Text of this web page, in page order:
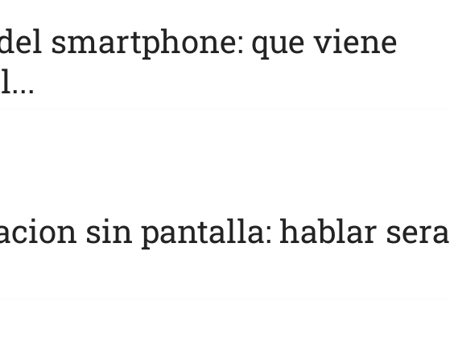
smartphone: que viene
sin pantalla: hablar sera